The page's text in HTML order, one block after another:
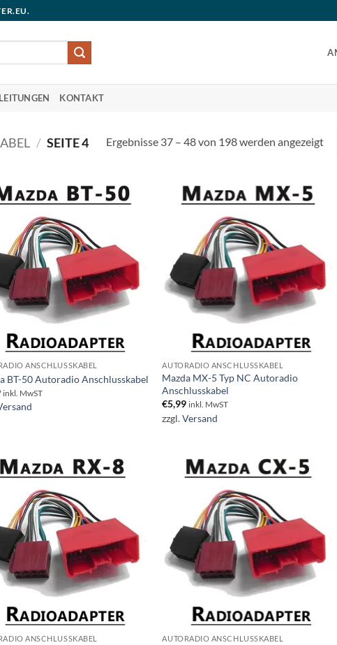
KONTAKT
/ SEITE 4 Ergebnisse 37 – 48 von 198 werden angezeigt
ANSCHLUSSKABEL
BT-50 Autoradio Anschlusskabel
inkl. MwST
AUTORADIO ANSCHLUSSKABEL
Mazda MX-5 Typ NC Autoradio
Anschlusskabel
€5,99 inkl. MwST
zzgl.Versand
ANSCHLUSSKABEL AUTORADIO ANSCHLUSSKABEL